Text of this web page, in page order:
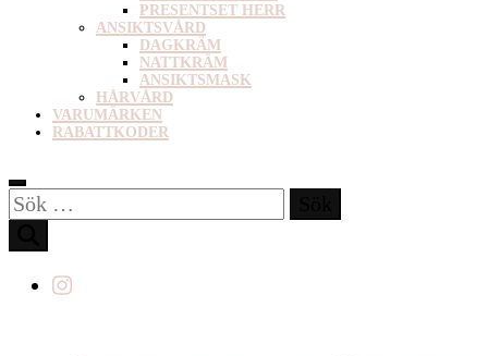
PRESENTSET HERR
ANSIKTSVÅRD
DAGKRÄM
NATTKRÄM
ANSIKTSMASK
HÅRVÅRD
VARUMÄRKEN
RABATTKODER
Sök
efter: